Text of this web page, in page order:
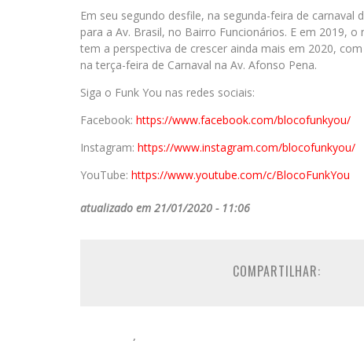
Em seu segundo desfile, na segunda-feira de
para a Av. Brasil, no Bairro Funcionários. E em 2019,
tem a perspectiva de crescer ainda mais em 2020,
na terça-feira de Carnaval na Av. Afonso Pena.
Siga o Funk You nas redes sociais:
Facebook: https://www.facebook.com/blocofunkyou/
Instagram: https://www.instagram.com/blocofunkyou/
YouTube: https://www.youtube.com/c/BlocoFunkYou
atualizado em 21/01/2020 - 11:06
COMPARTILHAR: